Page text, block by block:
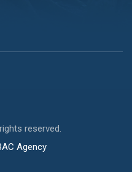
reserved.
Agency